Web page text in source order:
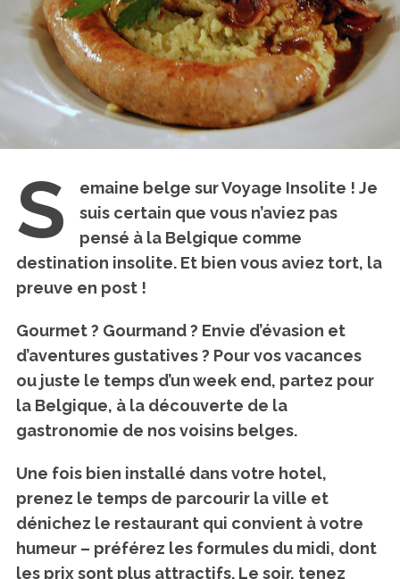
S
emaine belge sur Voyage Insolite ! Je
suis certain que vous n’aviez pas
pensé à la Belgique comme
destination insolite. Et bien vous aviez tort, la
preuve en post !
Gourmet ? Gourmand ? Envie d’évasion et
d’aventures gustatives ? Pour vos vacances
ou juste le temps d’un week end, partez pour
la Belgique, à la découverte de la
gastronomie de nos voisins belges.
Une fois bien installé dans votre hotel,
prenez le temps de parcourir la ville et
dénichez le restaurant qui convient à votre
humeur – préférez les formules du midi, dont
les prix sont plus attractifs. Le soir, tenez